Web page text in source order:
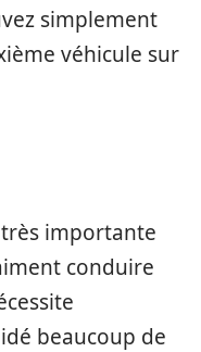
simplement
véhicule sur
très importante
conduire
beaucoup de